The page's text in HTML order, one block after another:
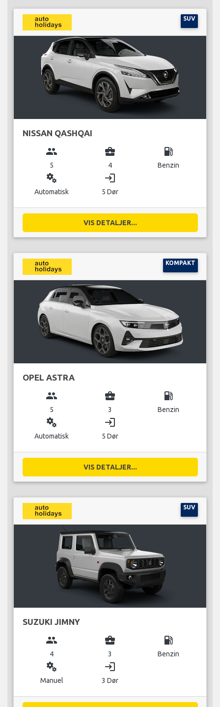
SUV
NISSAN QASHQAI
group
5
business_center
4
local_gas_station
Benzin
miscellaneous_services
Automatisk
login
5 Dør
VIS DETALJER...
KOMPAKT
OPEL ASTRA
group
5
business_center
3
local_gas_station
Benzin
miscellaneous_services
Automatisk
login
5 Dør
VIS DETALJER...
SUV
SUZUKI JIMNY
group
4
business_center
3
local_gas_station
Benzin
miscellaneous_services
Manuel
login
3 Dør